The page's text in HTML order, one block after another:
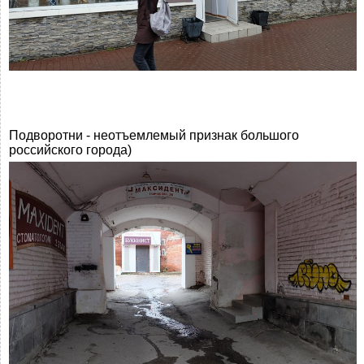
Подворотни - неотъемлемый признак большого
российского города)